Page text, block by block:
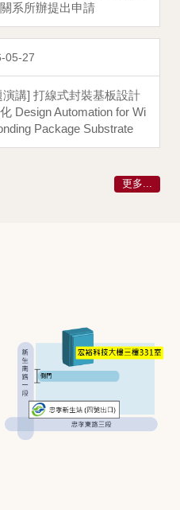
系所辦提出申請
05-27
演講] 打線式封裝基板設計
Design Automation for Wi
Package Substrate
更多...